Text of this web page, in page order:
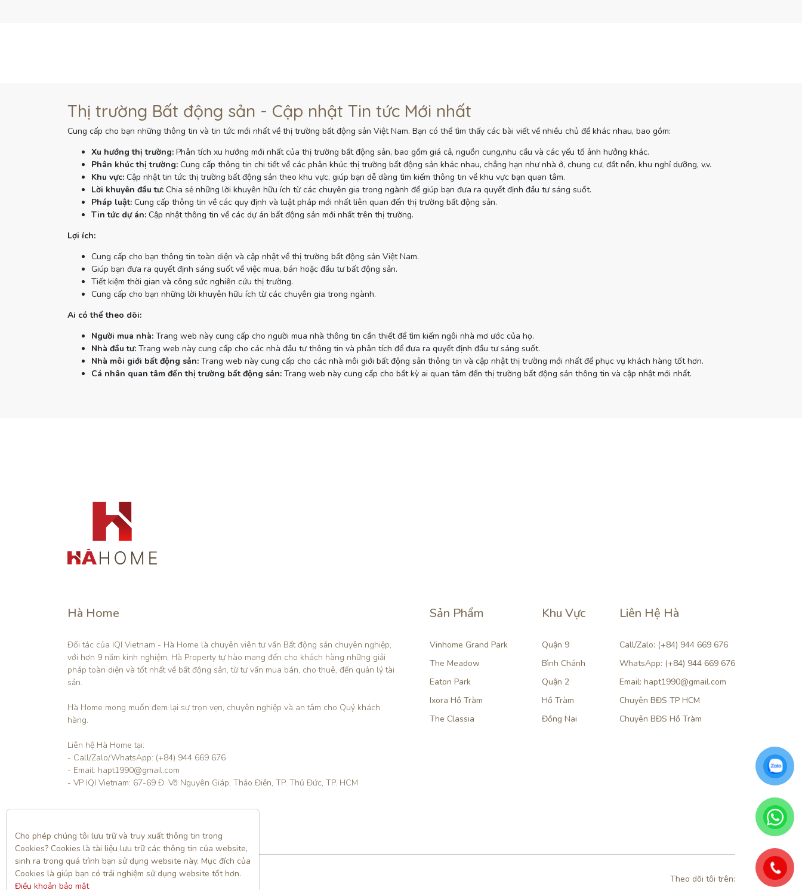
Thị trường Bất động sản - Cập nhật Tin tức Mới nhất
Cung cấp cho bạn những thông tin và tin tức mới nhất về thị trường bất động sản Việt Nam. Bạn có thể tìm thấy các bài viết về nhiều chủ đề khác nhau, bao gồm:
Xu hướng thị trường:Phân tích xu hướng mới nhất của thị trường bất động sản, bao gồm giá cả, nguồn cung,nhu cầu và các yếu tố ảnh hưởng khác.
Phân khúc thị trường:Cung cấp thông tin chi tiết về các phân khúc thị trường bất động sản khác nhau, chẳng hạn như nhà ở, chung cư, đất nền, khu nghỉ dưỡng, v.v.
Khu vực:Cập nhật tin tức thị trường bất động sản theo khu vực, giúp bạn dễ dàng tìm kiếm thông tin về khu vực bạn quan tâm.
Lời khuyên đầu tư:Chia sẻ những lời khuyên hữu ích từ các chuyên gia trong ngành để giúp bạn đưa ra quyết định đầu tư sáng suốt.
Pháp luật:Cung cấp thông tin về các quy định và luật pháp mới nhất liên quan đến thị trường bất động sản.
Tin tức dự án:Cập nhật thông tin về các dự án bất động sản mới nhất trên thị trường.
Lợi ích:
Cung cấp cho bạn thông tin toàn diện và cập nhật về thị trường bất động sản Việt Nam.
Giúp bạn đưa ra quyết định sáng suốt về việc mua, bán hoặc đầu tư bất động sản.
Tiết kiệm thời gian và công sức nghiên cứu thị trường.
Cung cấp cho bạn những lời khuyên hữu ích từ các chuyên gia trong ngành.
Ai có thể theo dõi:
Người mua nhà:Trang web này cung cấp cho người mua nhà thông tin cần thiết để tìm kiếm ngôi nhà mơ ước của họ.
Nhà đầu tư:Trang web này cung cấp cho các nhà đầu tư thông tin và phân tích để đưa ra quyết định đầu tư sáng suốt.
Nhà môi giới bất động sản:Trang web này cung cấp cho các nhà môi giới bất động sản thông tin và cập nhật thị trường mới nhất để phục vụ khách hàng tốt hơn.
Cá nhân quan tâm đến thị trường bất động sản:Trang web này cung cấp cho bất kỳ ai quan tâm đến thị trường bất động sản thông tin và cập nhật mới nhất.
Hà Home
Đối tác của IQI Vietnam - Hà Home là chuyên viên tư vấn Bất động sản chuyên nghiệp,
với hơn 9 năm kinh nghiệm, Hà Property tự hào mang đến cho khách hàng những giải
pháp toàn diện và tốt nhất về bất động sản, từ tư vấn mua bán, cho thuê, đến quản lý tài
sản.
Hà Home mong muốn đem lại sự trọn vẹn, chuyên nghiệp và an tâm cho Quý khách
hàng.
Liên hệ Hà Home tại:
- Call/Zalo/WhatsApp: (+84) 944 669 676
- Email: hapt1990@gmail.com
- VP IQI Vietnam: 67-69 Đ. Võ Nguyên Giáp, Thảo Điền, TP. Thủ Đức, TP. HCM
Sản Phẩm
Vinhome Grand Park
The Meadow
Eaton Park
Ixora Hồ Tràm
The Classia
Khu Vực
Quận 9
Bình Chánh
Quận 2
Hồ Tràm
Đồng Nai
Liên Hệ Hà
Call/Zalo: (+84) 944 669 676
WhatsApp: (+84) 944 669 676
Email: hapt1990@gmail.com
Chuyên BĐS TP HCM
Chuyên BĐS Hồ Tràm
Theo dõi tôi trên:
Cho phép chúng tôi lưu trữ và truy xuất thông tin trong
Cookies? Cookies là tài liệu lưu trữ các thông tin của website,
sinh ra trong quá trình bạn sử dụng website này. Mục đích của
Điều khoản bảo mật